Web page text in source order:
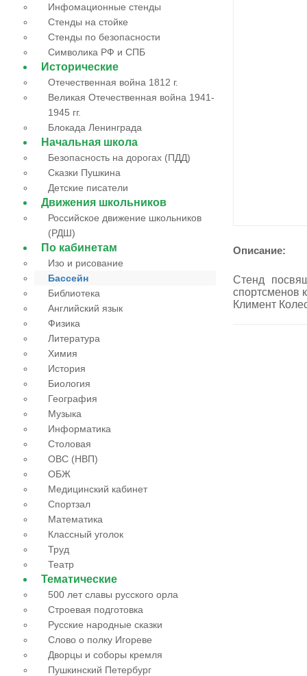
Инфомационные стенды
Стенды на стойке
Стенды по безопасности
Символика РФ и СПБ
Исторические
Отечественная война 1812 г.
Великая Отечественная война 1941-
1945 гг.
Блокада Ленинграда
Начальная школа
Безопасность на дорогах (ПДД)
Сказки Пушкина
Детские писатели
Движения школьников
Российское движение школьников
(РДШ)
По кабинетам
Изо и рисование
Бассейн
Библиотека
Английский язык
Физика
Литература
Химия
История
Биология
География
Музыка
Информатика
Столовая
ОВС (НВП)
ОБЖ
Медицинский кабинет
Спортзал
Математика
Классный уголок
Труд
Театр
Тематические
500 лет славы русского орла
Строевая подготовка
Русские народные сказки
Слово о полку Игореве
Дворцы и соборы кремля
Пушкинский Петербург
Описание:
Стенд
спортсменов
Климент